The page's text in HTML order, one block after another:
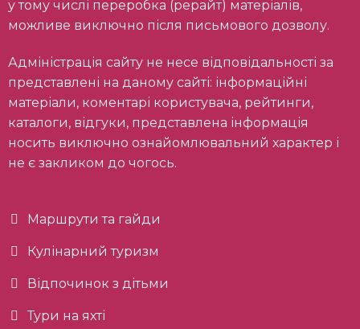
у тому числі переробка (рерайт) матеріалів,
можливе виключно після письмового дозволу.
Адміністрація сайту не несе відповідальності за
представлені на даному сайті: інформаційні
матеріали, коментарі користувача, рейтинги,
каталоги, відгуки, представлена інформація
носить виключно ознайомлювальний характер і
не є закликом до чогось.
Маршрути та гайди
Кулінарний туризм
Відпочинок з дітьми
Тури на яхті